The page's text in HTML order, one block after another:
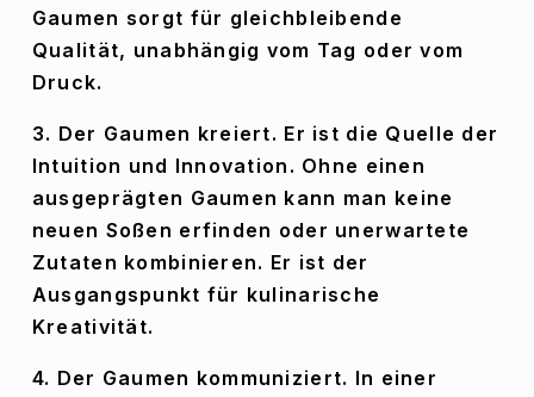
Gaumen sorgt für gleichbleibende
Qualität, unabhängig vom Tag oder vom
Druck.
3. Der Gaumen kreiert. Er ist die Quelle der
Intuition und Innovation. Ohne einen
ausgeprägten Gaumen kann man keine
neuen Soßen erfinden oder unerwartete
Zutaten kombinieren. Er ist der
Ausgangspunkt für kulinarische
Kreativität.
4. Der Gaumen kommuniziert. In einer